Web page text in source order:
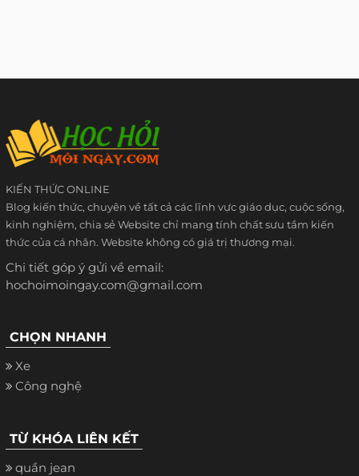
KIẾN THỨC ONLINE
Blog kiến thức, chuyên về tất cả các lĩnh vực giáo dục, cuộc sống,
kinh nghiệm, chia sẻ Website chỉ mang tính chất sưu tầm kiến
thức của cá nhân. Website không có giá trị thương mại.
Chi tiết góp ý gửi về email:
hochoimoingay.com@gmail.com
CHỌN NHANH
Xe
Công nghệ
TỪ KHÓA LIÊN KẾT
quần jean